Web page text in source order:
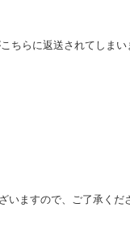
ちらに返送されてしまい
ますので、ご了承くだ